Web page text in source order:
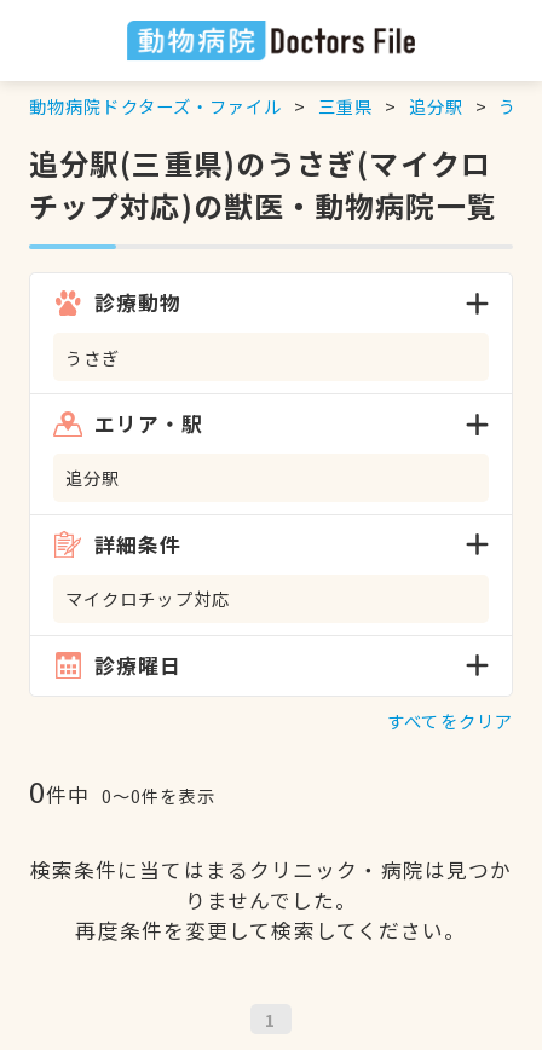
動物病院ドクターズ・ファイル 三重県 追分駅 うさ
追分駅(三重県)のうさぎ(マイクロ
チップ対応)の獣医・動物病院一覧
診療動物
うさぎ
エリア・駅
追分駅
詳細条件
マイクロチップ対応
診療曜日
すべてをクリア
0件中 0〜0件を表示
検索条件に当てはまるクリニック・病院は見つか
りませんでした。
再度条件を変更して検索してください。
1